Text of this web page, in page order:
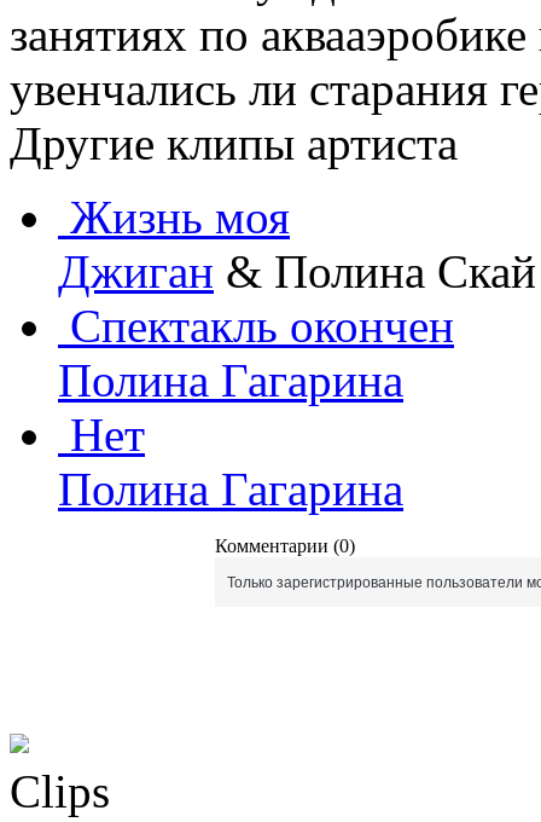
занятиях по
увенчались ли старания
Другие клипы артиста
Жизнь моя
Джиган & Полина Скай
Спектакль окончен
Полина Гагарина
Нет
Полина Гагарина
Комментарии (0)
Только зарегистрированные пользователи
Clips